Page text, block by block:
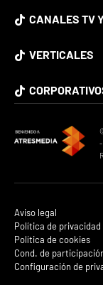
CANALES TV
VERTICALES
Aviso legal
Política de privacidad
Política de cookies
Cond. de
Configuración de